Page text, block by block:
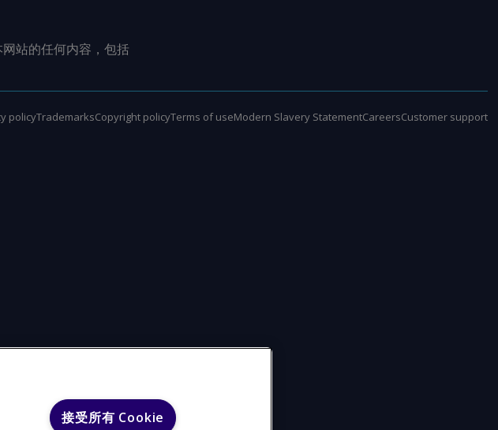
站的任何内容，包括
policyTrademarksCopyright policyTerms of useModern Slavery StatementCareersCustomer support
接受所有 Cookie